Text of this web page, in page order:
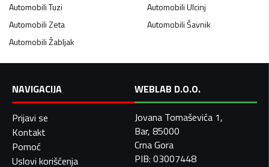
AutomobiliTuzi AutomobiliUlcinj
AutomobiliZeta AutomobiliŠavnik
AutomobiliŽabljak
NAVIGACIJA
Prijavi se
Kontakt
Pomoć
Uslovi korišćenja
WEBLAB D.O.O.
Jovana Tomaševića 1,
Bar, 85000
Crna Gora
PIB: 03007448